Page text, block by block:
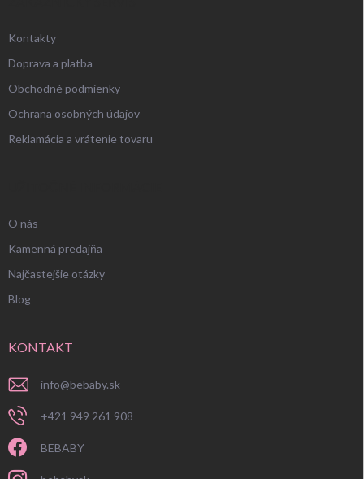
Kontakty
Doprava a platba
Obchodné podmienky
Ochrana osobných údajov
Reklamácia a vrátenie tovaru
O nás
Kamenná predajňa
Najčastejšie otázky
Blog
KONTAKT
info@bebaby.sk
+421 949 261 908
BEBABY